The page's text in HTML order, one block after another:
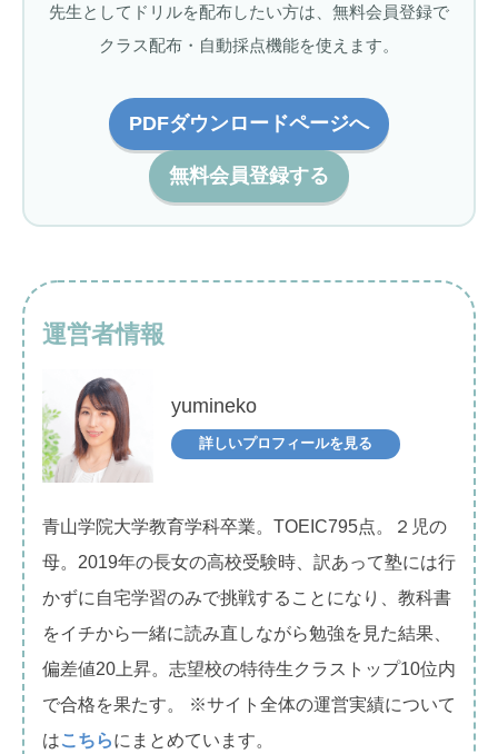
先生としてドリルを配布したい方は、無料会員登録で
クラス配布・自動採点機能を使えます。
PDFダウンロードページへ
無料会員登録する
運営者情報
yumineko
詳しいプロフィールを見る
青山学院大学教育学科卒業。TOEIC795点。２児の
母。2019年の長女の高校受験時、訳あって塾には行
かずに自宅学習のみで挑戦することになり、教科書
をイチから一緒に読み直しながら勉強を見た結果、
偏差値20上昇。志望校の特待生クラストップ10位内
で合格を果たす。 ※サイト全体の運営実績について
はこちらにまとめています。